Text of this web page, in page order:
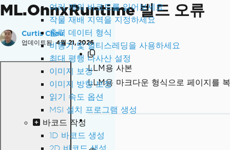
여러 개의 바코드를 읽어보세요
작물 재배 지역을 지정하세요
출력 데이터 형식
비동기 및 멀티스레딩을 사용하세요
최대 평행 나사산 설정
이미지 보정
이미지 방향 보정
읽기 속도 옵션
MSI 설치 프로그램 생성
바코드 작성
1D 바코드 생성
2D 바코드 생성
ML.OnnxRuntime 빌드 오류
Curtis Chau
업데이트됨: 4월 21, 2026
LLM용 사본
LLM용 마크다운 형식으로 페이지를